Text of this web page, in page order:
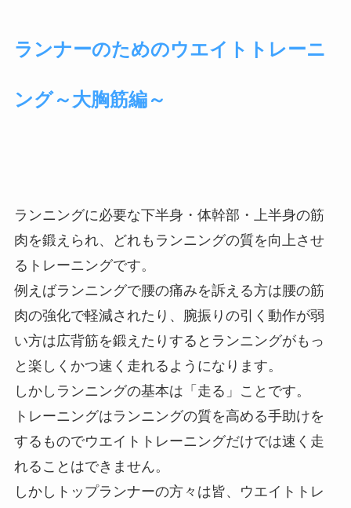
ランナーのためのウエイトトレーニ
ング～大胸筋編～
ランニングに必要な下半身・体幹部・上半身の筋
肉を鍛えられ、どれもランニングの質を向上させ
るトレーニングです。
例えばランニングで腰の痛みを訴える方は腰の筋
肉の強化で軽減されたり、腕振りの引く動作が弱
い方は広背筋を鍛えたりするとランニングがもっ
と楽しくかつ速く走れるようになります。
しかしランニングの基本は「走る」ことです。
トレーニングはランニングの質を高める手助けを
するものでウエイトトレーニングだけでは速く走
れることはできません。
しかしトップランナーの方々は皆、ウエイトトレ